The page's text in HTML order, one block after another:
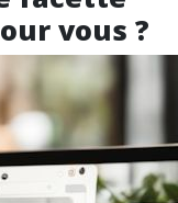
vous ?